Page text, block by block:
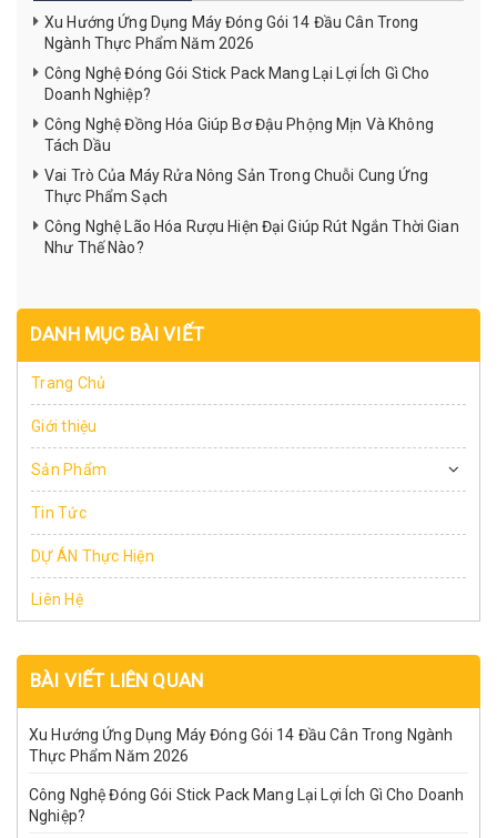
Xu Hướng Ứng Dụng Máy Đóng Gói 14 Đầu Cân Trong
Ngành Thực Phẩm Năm 2026
Công Nghệ Đóng Gói Stick Pack Mang Lại Lợi Ích Gì Cho
Doanh Nghiệp?
Công Nghệ Đồng Hóa Giúp Bơ Đậu Phộng Mịn Và Không
Tách Dầu
Vai Trò Của Máy Rửa Nông Sản Trong Chuỗi Cung Ứng
Thực Phẩm Sạch
Công Nghệ Lão Hóa Rượu Hiện Đại Giúp Rút Ngắn Thời Gian
Như Thế Nào?
DANH MỤC BÀI VIẾT
Trang Chủ
Giới thiệu
Sản Phẩm
Tin Tức
DỰ ÁN Thực Hiện
Liên Hệ
BÀI VIẾT LIÊN QUAN
Xu Hướng Ứng Dụng Máy Đóng Gói 14 Đầu Cân Trong Ngành
Thực Phẩm Năm 2026
Công Nghệ Đóng Gói Stick Pack Mang Lại Lợi Ích Gì Cho Doanh
Nghiệp?